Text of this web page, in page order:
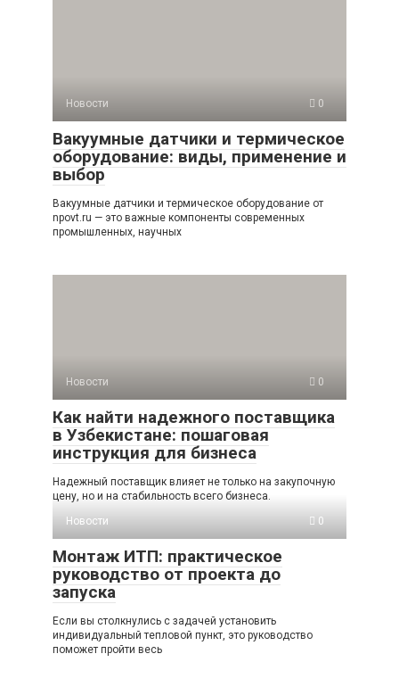
Новости 0
Вакуумные датчики и термическое
оборудование: виды, применение и
выбор
Вакуумные датчики и термическое оборудование от
npovt.ru — это важные компоненты современных
промышленных, научных
Новости 0
Как найти надежного поставщика
в Узбекистане: пошаговая
инструкция для бизнеса
Надежный поставщик влияет не только на закупочную
цену, но и на стабильность всего бизнеса.
Новости
0
Монтаж ИТП: практическое
руководство от проекта до
запуска
Если вы столкнулись с задачей установить
индивидуальный тепловой пункт, это руководство
поможет пройти весь